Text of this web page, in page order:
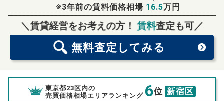
※3年前の賃料価格相場 16.5万円
＼賃貸経営をお考えの方！賃料査定も可／
無料査定 してみる
無料査定スタート！
東京都23区内の
売買価格相場エリアランキング 6位 新宿区